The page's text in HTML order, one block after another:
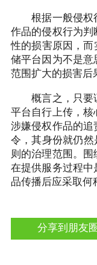
根据一般侵权行
作品的侵权行为
性的损害原因，而
储平台因为不是
范围扩大的损害后
概言之，只要证
平台自行上传，
涉嫌侵权作品的
令，其身份就仍然
则的治理范围。
在提供服务过程
品传播后应采取何
分享到朋友圈